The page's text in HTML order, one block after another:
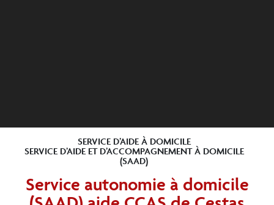
SERVICE D’AIDE À DOMICILE
SERVICE D’AIDE ET D’ACCOMPAGNEMENT À DOMICILE
(SAAD)
Service autonomie à domicile